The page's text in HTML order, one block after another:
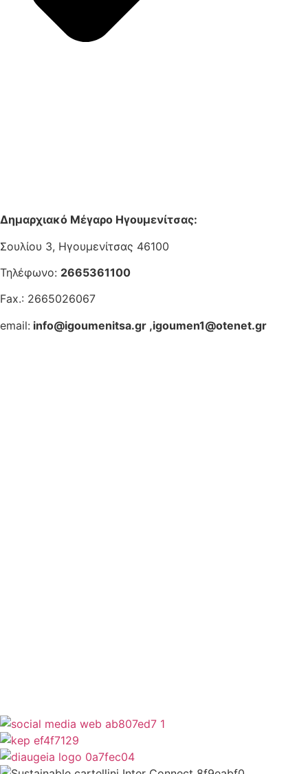
Δημαρχιακό Μέγαρο Ηγουμενίτσας:
Σουλίου 3, Ηγουμενίτσας 46100
Τηλέφωνο: 2665361100
Fax.: 2665026067
email: info@igoumenitsa.gr ,igoumen1@otenet.gr